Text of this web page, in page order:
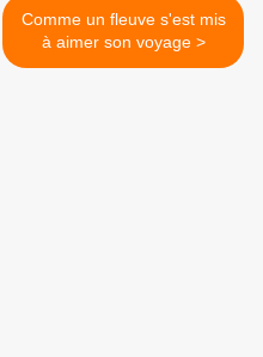
Comme un fleuve s'est mis
à aimer son voyage >